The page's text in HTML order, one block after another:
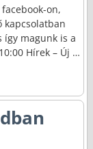
on,
kapcsolatban
így magunk is a
Hírek – Új …